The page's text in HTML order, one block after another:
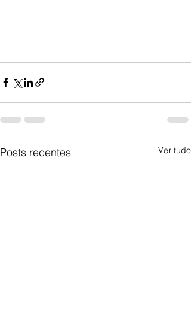
Posts recentes Ver tudo